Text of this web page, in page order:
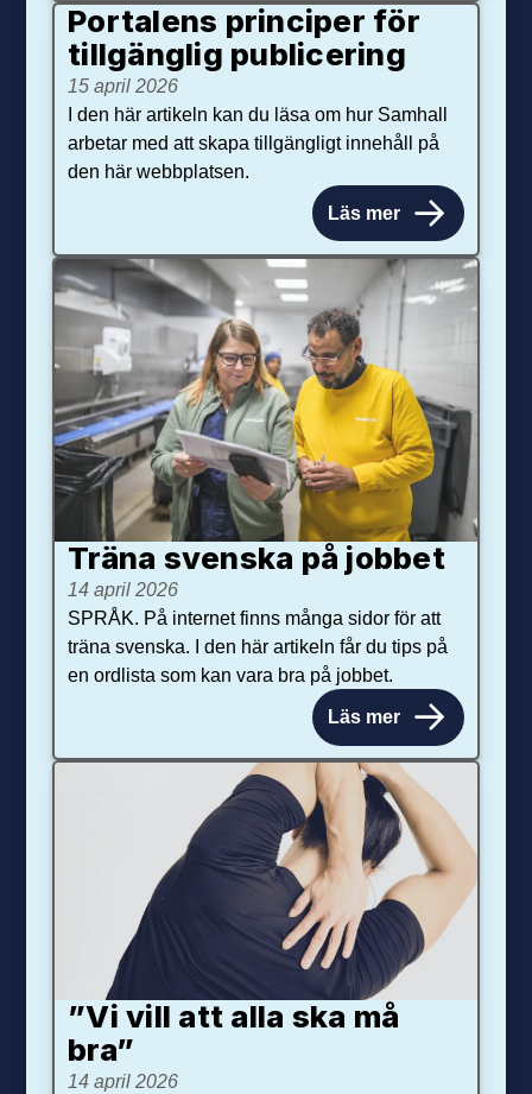
Portalens principer för
tillgänglig publicering
15 april 2026
I den här artikeln kan du läsa om hur Samhall
arbetar med att skapa tillgängligt innehåll på
den här webbplatsen.
Läs mer
Träna svenska på jobbet
14 april 2026
SPRÅK. På internet finns många sidor för att
träna svenska. I den här artikeln får du tips på
en ordlista som kan vara bra på jobbet.
Läs mer
”Vi vill att alla ska må
bra”
14 april 2026